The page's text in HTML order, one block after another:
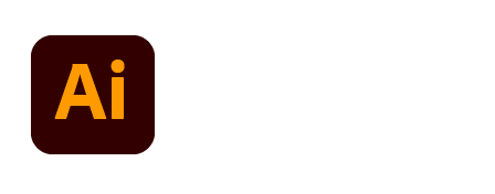
content